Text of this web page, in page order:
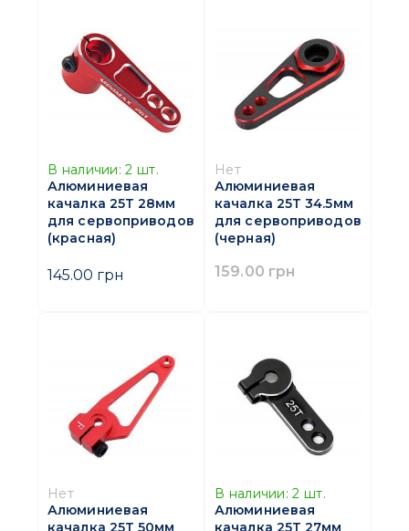
В наличии: 2 шт.
Алюминиевая
качалка 25Т 28мм
для сервоприводов
(красная)
145.00 грн
Нет
Алюминиевая
качалка 25Т 34.5мм
для сервоприводов
(черная)
159.00 грн
Нет
Алюминиевая
В наличии: 2 шт.
Алюминиевая